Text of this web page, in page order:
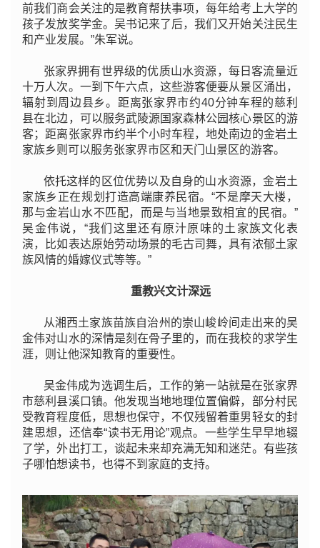
前我们商会关注的是教育帮扶事项，每年给考上大学的
孩子发放奖学金。吴书记来了后，我们又开始关注民生
和产业发展。”朱军说。
张家界拥有世界级的优质山水资源，每日客流量近
十万人次。一到下午六点，这些游客便要从景区涌出，
辐射到周边县乡。距离张家界市约40分钟车程的慈利
县在北边，可以服务武陵源国家森林公园核心景区的游
客；距离张家界市约半个小时车程，地处南边的金岩土
家族乡则可以服务张家界市区和天门山景区的游客。
依托这样的区位优势以及自身的山水资源，金岩土
家族乡正在规划打造高端康养民宿。“不是摩天大楼，
那与金岩山水不匹配，而是与当地景致相宜的民宿。”
吴金伟说，“我们这里还有原汁原味的土家族文化表
演，比如表达原始劳动场景的毛古司舞，具有浓郁土家
族风情的婚嫁仪式等等。”
重教兴文计深远
从湘西土家族苗族自治州的崇山峻岭间走出来的吴
金伟对山水的深情是刻在骨子里的，而在我校的求学生
涯，则让他深知教育的重要性。
吴金伟成为选调生后，工作的第一站就是在张家界
市慈利县溪口镇。他发现当地地理位置偏僻，部分村民
受教育程度低，思想也保守，不仅残留着重男轻女的封
建思想，还信奉“读书无用论”观点。一些学生早早地辍
了学，外出打工，谈起未来却充满无知和迷茫。有些孩
子哪怕想读书，也得不到家庭的支持。